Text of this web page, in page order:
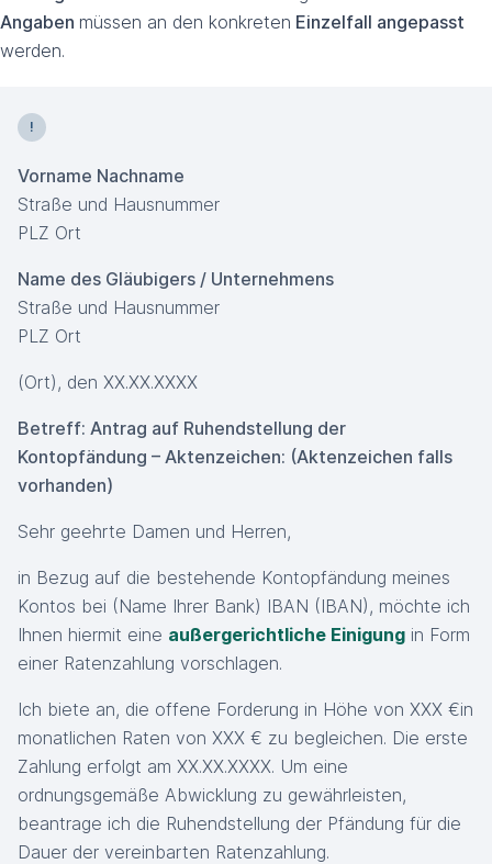
Angaben müssen an den konkreten Einzelfall angepasst
werden.
Vorname Nachname
Straße und Hausnummer
PLZ Ort
Name des Gläubigers / Unternehmens
Straße und Hausnummer
PLZ Ort
(Ort), den XX.XX.XXXX
Betreff: Antrag auf Ruhendstellung der
Kontopfändung – Aktenzeichen: (Aktenzeichen falls
vorhanden)
Sehr geehrte Damen und Herren,
in Bezug auf die bestehende Kontopfändung meines
Kontos bei (Name Ihrer Bank) IBAN (IBAN), möchte ich
Ihnen hiermit eine außergerichtliche Einigung in Form
einer Ratenzahlung vorschlagen.
Ich biete an, die offene Forderung in Höhe von XXX €in
monatlichen Raten von XXX € zu begleichen. Die erste
Zahlung erfolgt am XX.XX.XXXX. Um eine
ordnungsgemäße Abwicklung zu gewährleisten,
beantrage ich die Ruhendstellung der Pfändung für die
Dauer der vereinbarten Ratenzahlung.